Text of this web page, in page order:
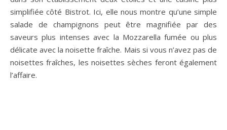
simplifiée côté Bistrot. Ici, elle nous montre qu’une simple
salade de champignons peut être magnifiée par des
saveurs plus intenses avec la Mozzarella fumée ou plus
délicate avec la noisette fraîche. Mais si vous n’avez pas de
noisettes fraîches, les noisettes sèches feront également
l’affaire.